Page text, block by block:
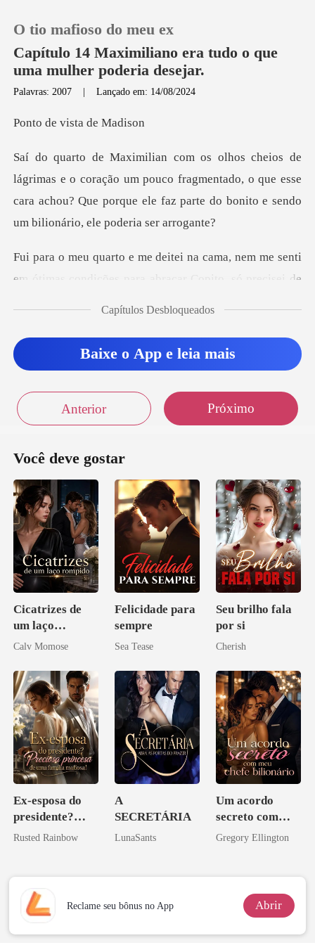
Histórico
Sair
O tio mafioso do meu ex
Capítulo 14 Maximiliano era tudo o que
uma mulher poderia desejar.
Palavras: 2007 |Lançado em: 14/08/2024
vista d
ação um pouco fragmentado, o que esse
cara achou? Que porque ele fa
a, nem me senti
em ótimas condições para
Capítulos Desbloqueados
Baixe o App e leia mais
Anterior Próximo
Você deve gostar
Cicatrizes de
um laço
rompido
Calv Momose
Felicidade para
sempre
Sea Tease
Seu brilho fala
por si
Cherish
Ex-esposa do
presidente?
Preciosa
mafiosa!
Rusted Rainbow
A
SECRETÁRIA
LunaSants
Um acordo
secreto com
meu chefe
Gregory Ellington
Reclame seu bônus no App Abrir